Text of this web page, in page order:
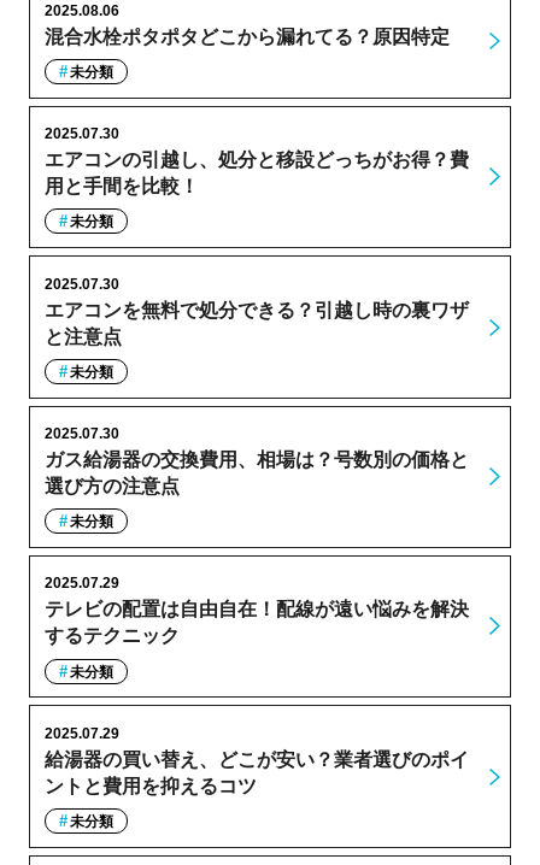
混合水栓ポタポタどこから漏れてる？原因特定
2025.08.06
未分類
エアコンの引越し、処分と移設どっちがお得？費
用と手間を比較！
2025.07.30
未分類
エアコンを無料で処分できる？引越し時の裏ワザ
と注意点
2025.07.30
未分類
ガス給湯器の交換費用、相場は？号数別の価格と
選び方の注意点
2025.07.30
未分類
テレビの配置は自由自在！配線が遠い悩みを解決
するテクニック
2025.07.29
未分類
給湯器の買い替え、どこが安い？業者選びのポイ
ントと費用を抑えるコツ
2025.07.29
未分類